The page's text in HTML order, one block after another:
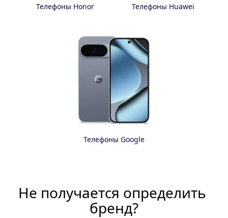
Телефоны Honor Телефоны Huawei
Телефоны Google
Не получается определить
бренд?